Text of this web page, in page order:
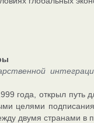
года, открыл путь
целями
двумя странами в